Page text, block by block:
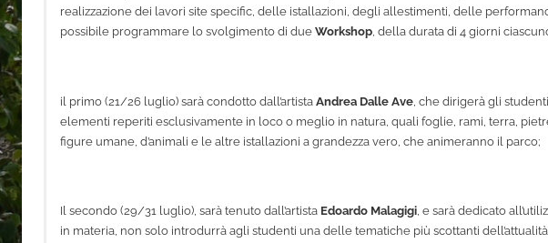
realizzazione dei lavori site specific, delle istallazioni, degli allestimenti, delle
possibile programmare lo svolgimento di due Workshop, della durata di 4 giorni
il primo (21/26 luglio) sarà condotto dall’artista Andrea Dalle Ave , che dirigerà gli
elementi reperiti esclusivamente in loco o meglio in natura, quali foglie, rami, terra,
figure umane, d’animali e le altre istallazioni a grandezza vero, che animeranno il parco;
Il secondo (29/31 luglio), sarà tenuto dall’artista Edoardo Malagigi, e sarà dedicato
in materia, non solo introdurrà agli studenti una delle tematiche più scottanti